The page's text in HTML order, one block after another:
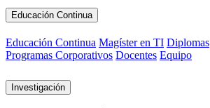
Educación Continua
Educación Continua Magíster en TI Diplomas
Programas Corporativos Docentes Equipo
Investigación